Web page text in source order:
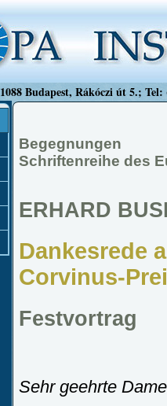
1088 Budapest, Rákóczi út 5.;
Begegnungen
Schriftenreihe des
ERHARD
Dankesrede
Corvinus-
Festvortrag
Sehr geehrte